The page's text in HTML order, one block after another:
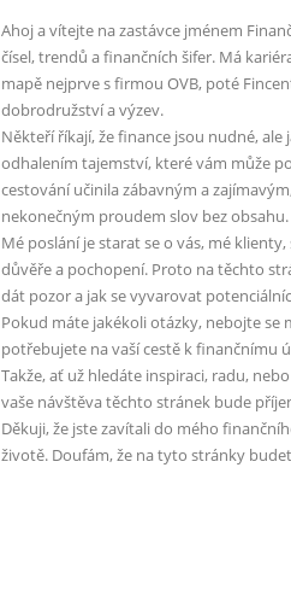
Ahoj a vítejte na zastávce jménem
čísel, trendů a finančních šifer. Má
mapě nejprve s firmou OVB, poté
dobrodružství a výzev.
Někteří říkají, že finance jsou nudné,
odhalením tajemství, které vám může
cestování učinila zábavným a
nekonečným proudem slov bez obsahu.
Mé poslání je starat se o vás, mé
důvěře a pochopení. Proto na těchto
dát pozor a jak se vyvarovat
Pokud máte jakékoli otázky, nebojte se
potřebujete na vaší cestě k finančnímu
Takže, ať už hledáte inspiraci, radu,
vaše návštěva těchto stránek bude
Děkuji, že jste zavítali do mého
životě. Doufám, že na tyto stránky